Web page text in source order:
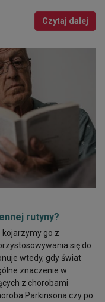
Czytaj dalej
rutyny?
kojarzymy go z
się do
wtedy, gdy świat
znaczenie w
z chorobami
Parkinsona czy po